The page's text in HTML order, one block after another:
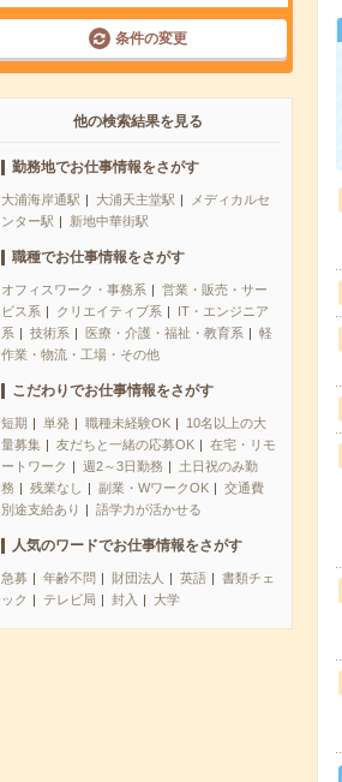
条件の変更
他の検索結果を見る
勤務地でお仕事情報をさがす
大浦海岸通駅 大浦天主堂駅
メディカルセ
ンター駅
新地中華街駅
職種でお仕事情報をさがす
オフィスワーク・事務系
営業・販売・サー
ビス系
クリエイティブ系
IT・エンジニア
系
技術系 医療・介護・福祉・教育系
軽
作業・物流・工場・その他
こだわりでお仕事情報をさがす
短期 単発 職種未経験OK
10名以上の大
量募集
友だちと一緒の応募OK
在宅・リモ
ートワーク
週2～3日勤務
土日祝のみ勤
務
残業なし 副業・WワークOK
交通費
別途支給あり
語学力が活かせる
人気のワードでお仕事情報をさがす
急募 年齢不問 財団法人 英語
書類チェ
ック
テレビ局 封入 大学